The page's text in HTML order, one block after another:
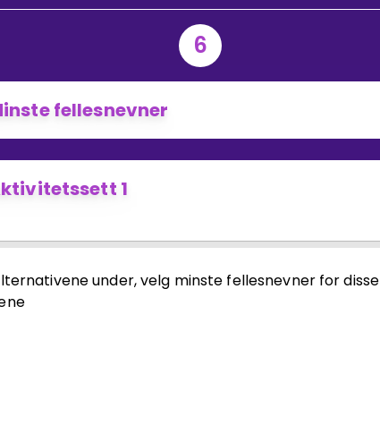
6
fellesnevner
1
under, velg minste fellesnevner for disse